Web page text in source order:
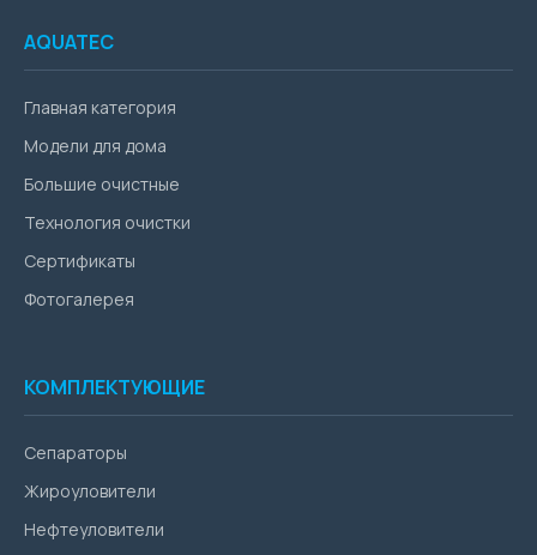
AQUATEC
Главная категория
Модели для дома
Большие очистные
Технология очистки
Сертификаты
Фотогалерея
КОМПЛЕКТУЮЩИЕ
Сепараторы
Жироуловители
Нефтеуловители